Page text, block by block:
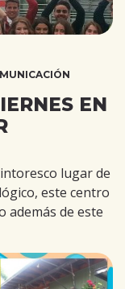
EN
lugar de
este centro
además de este